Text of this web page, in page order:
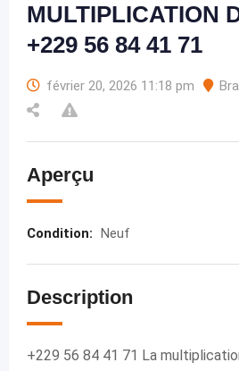
MULTIPLICATION
+229 56 84 41 71
février 20, 2026 11:18 pm
Aperçu
Condition: Neuf
Description
+229 56 84 41 71 La